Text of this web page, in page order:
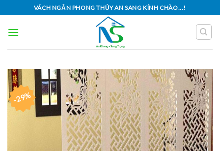
to
content
VÁCH NGĂN PHONG THỦY AN SANG KÍNH CHÀO...!
-29%